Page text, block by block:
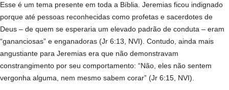
Esse é um tema presente em toda a Bíblia. Jeremias ficou indignado
porque até pessoas reconhecidas como profetas e sacerdotes de
Deus – de quem se esperaria um elevado padrão de conduta – eram
“gananciosas” e enganadoras (Jr 6:13, NVI). Contudo, ainda mais
angustiante para Jeremias era que não demonstravam
constrangimento por seu comportamento: “Não, eles não sentem
vergonha alguma, nem mesmo sabem corar” (Jr 6:15, NVI).